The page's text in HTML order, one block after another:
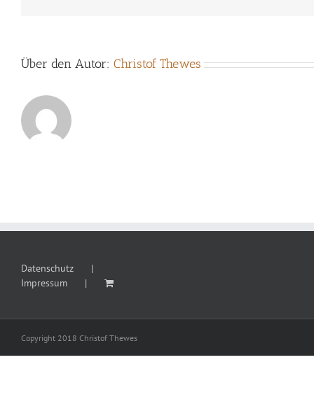
Über den Autor: Christof Thewes
Datenschutz
Impressum
Copyright 2018 Christof Thewes